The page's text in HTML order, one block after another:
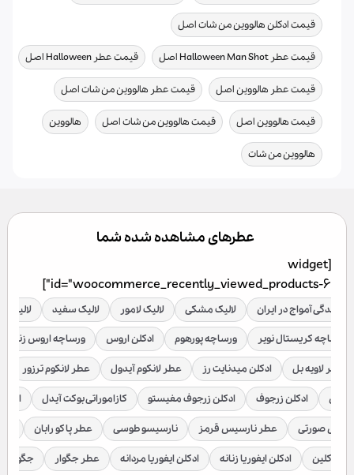
قیمت ادکلن هالووین من شات اصل ,
قیمت عطر Halloween Man Shot اصل , قیمت عطر Halloween اصل ,
قیمت عطر هالووین اصل , قیمت عطر هالووین من شات اصل ,
قیمت هالووین اصل , قیمت هالووین من شات اصل , هالووین ,
هالووین من شات
عطرهای مشاهده شده شما
[widget
id="woocommerce_recently_viewed_products-6"]
نمایندگی آمواج در ایران لالیک مشکی لالیک لامور لالیک سفید لالیک
ورساچه کریستال نویر ورساچه پورهوم ادکلن اروس ورساچه اروس زنانه
عطر لاویه بل ادکلن میدنایت رز عطر لانکوم آیدول عطر لانکوم ترزور
ادکلن زرجوف ادکلن زرجوف مفیستو کازاموراتی بوکت آیدل
صورتی عطر نارسیس قرمز نارسیسو طوسی عطر پاکو رابان
کلین ادکلن ایفوریا زنانه ادکلن ایفوریا مردانه عطر جگوار جگوار